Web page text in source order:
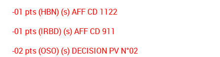
-01 pts (HBN) (s) AFF CD 1122
-01 pts (IRBD) (s) AFF CD 911
-02 pts (OSO) (s) DECISION PV N°02